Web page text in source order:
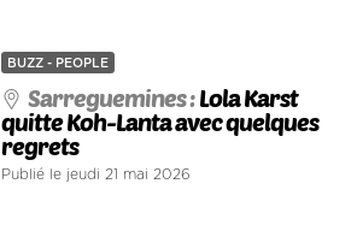
BUZZ - PEOPLE
Sarreguemines :Lola Karst
quitte Koh-Lanta avec quelques
regrets
Publié le jeudi 21 mai 2026